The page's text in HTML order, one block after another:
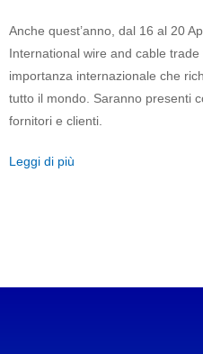
Anche quest’anno, dal 16 al 20
International wire and cable
importanza internazionale che
tutto il mondo. Saranno presenti
fornitori e clienti.
Leggi di più